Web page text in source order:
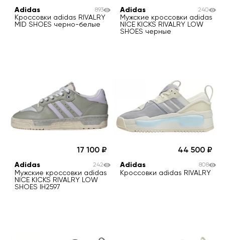
Adidas
Кроссовки adidas RIVALRY
MID SHOES черно-белые
893
Adidas
Мужские кроссовки adidas
NICE KICKS RIVALRY LOW
SHOES черные
240
17 100
Adidas
Мужские кроссовки adidas
NICE KICKS RIVALRY LOW
SHOES IH2597
242
44 500
Adidas
Кроссовки adidas RIVALRY
808